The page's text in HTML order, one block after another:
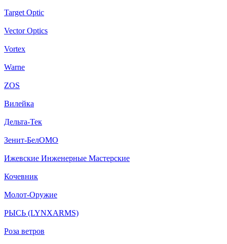
Target Optic
Vector Optics
Vortex
Warne
ZOS
Вилейка
Дельта-Тек
Зенит-БелОМО
Ижевские Инженерные Мастерские
Кочевник
Молот-Оружие
РЫСЬ (LYNXARMS)
Роза ветров